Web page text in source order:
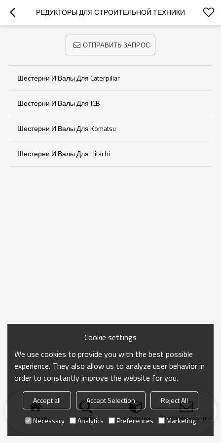
РЕДУКТОРЫ ДЛЯ СТРОИТЕЛЬНОЙ ТЕХНИКИ
ОТПРАВИТЬ ЗАПРОС
Шестерни И Валы Для Caterpillar
Шестерни И Валы Для JCB
Шестерни И Валы Для Komatsu
Шестерни И Валы Для Hitachi
Главная поиск категория Отправить запрос
Cookie settings
We use cookies to provide you with the best possible
experience. They also allow us to analyze user behavior in
order to constantly improve the website for you.
Accept all Accept Selection
Reject All
Necessary
Analytics Preferences Marketing